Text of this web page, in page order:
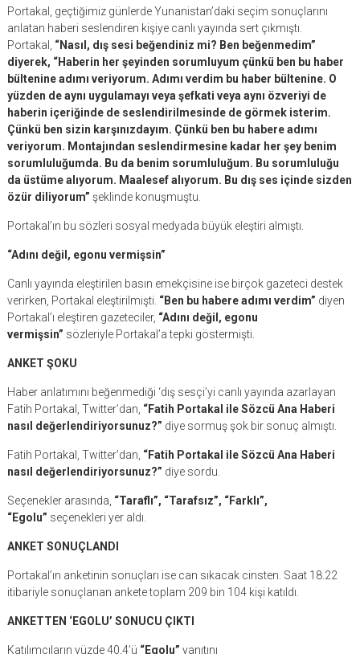
Portakal, geçtiğimiz günlerde Yunanistan’daki seçim sonuçlarını
anlatan haberi seslendiren kişiye canlı yayında sert çıkmıştı.
Portakal, “Nasıl, dış sesi beğendiniz mi? Ben beğenmedim”
diyerek, “Haberin her şeyinden sorumluyum çünkü ben bu haber
bültenine adımı veriyorum. Adımı verdim bu haber bültenine. O
yüzden de aynı uygulamayı veya şefkati veya aynı özveriyi de
haberin içeriğinde de seslendirilmesinde de görmek isterim.
Çünkü ben sizin karşınızdayım. Çünkü ben bu habere adımı
veriyorum. Montajından seslendirmesine kadar her şey benim
sorumluluğumda. Bu da benim sorumluluğum. Bu sorumluluğu
da üstüme alıyorum. Maalesef alıyorum. Bu dış ses içinde sizden
özür diliyorum” şeklinde konuşmuştu.
Portakal’ın bu sözleri sosyal medyada büyük eleştiri almıştı.
“Adını değil, egonu vermişsin”
Canlı yayında eleştirilen basın emekçisine ise birçok gazeteci destek
verirken, Portakal eleştirilmişti. “Ben bu habere adımı verdim” diyen
Portakal’ı eleştiren gazeteciler, “Adını değil, egonu
vermişsin” sözleriyle Portakal’a tepki göstermişti.
ANKET ŞOKU
Haber anlatımını beğenmediği ‘dış sesçi’yi canlı yayında azarlayan
Fatih Portakal, Twitter’dan, “Fatih Portakal ile Sözcü Ana Haberi
nasıl değerlendiriyorsunuz?” diye sormuş şok bir sonuç almıştı.
Fatih Portakal, Twitter’dan, “Fatih Portakal ile Sözcü Ana Haberi
nasıl değerlendiriyorsunuz?” diye sordu.
Seçenekler arasında, “Taraflı”, “Tarafsız”, “Farklı”,
“Egolu” seçenekleri yer aldı.
ANKET SONUÇLANDI
Portakal’ın anketinin sonuçları ise can sıkacak cinsten. Saat 18.22
itibariyle sonuçlanan ankete toplam 209 bin 104 kişi katıldı.
ANKETTEN ‘EGOLU’ SONUCU ÇIKTI
Katılımcıların yüzde 40,4’ü “Egolu” yanıtını